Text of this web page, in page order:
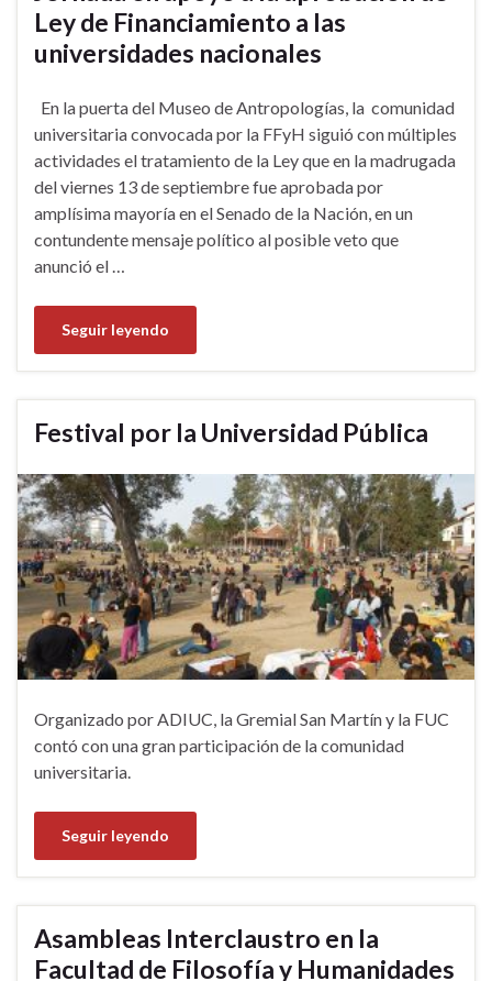
Ley de Financiamiento a las
universidades nacionales
En la puerta del Museo de Antropologías, la comunidad
universitaria convocada por la FFyH siguió con múltiples
actividades el tratamiento de la Ley que en la madrugada
del viernes 13 de septiembre fue aprobada por
amplísima mayoría en el Senado de la Nación, en un
contundente mensaje político al posible veto que
anunció el …
Seguir leyendo
Festival por la Universidad Pública
Organizado por ADIUC, la Gremial San Martín y la FUC
contó con una gran participación de la comunidad
universitaria.
Seguir leyendo
Asambleas Interclaustro en la
Facultad de Filosofía y Humanidades